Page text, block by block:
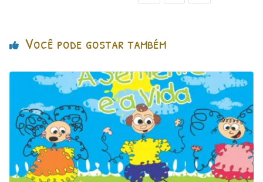
Você pode gostar também